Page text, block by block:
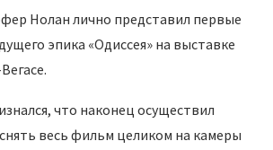
Нолан лично представил первые
эпика «Одиссея» на выставке
что наконец осуществил
весь фильм целиком на камеры